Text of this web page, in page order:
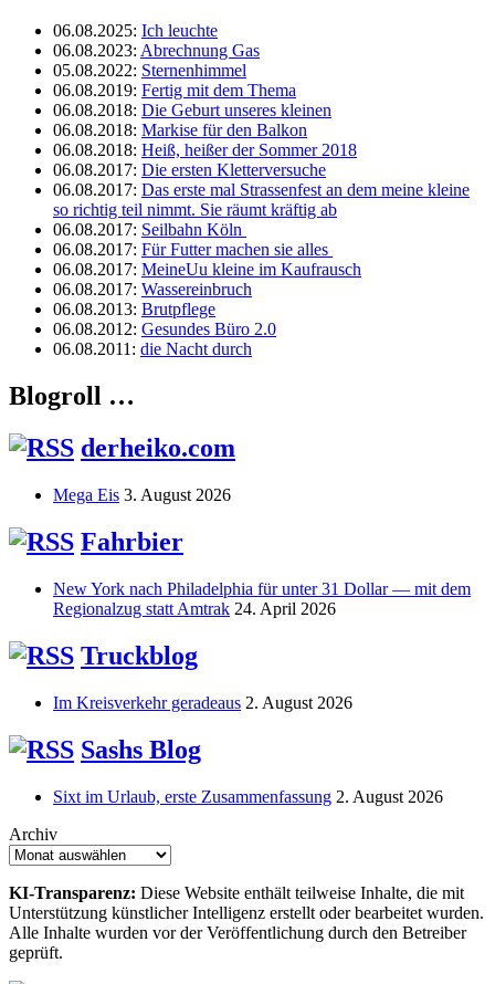
06.08.2025: Ich leuchte
06.08.2023: Abrechnung Gas
05.08.2022: Sternenhimmel
06.08.2019: Fertig mit dem Thema
06.08.2018: Die Geburt unseres kleinen
06.08.2018: Markise für den Balkon
06.08.2018: Heiß, heißer der Sommer 2018
06.08.2017: Die ersten Kletterversuche
06.08.2017: Das erste mal Strassenfest an dem meine kleine
so richtig teil nimmt. Sie räumt kräftig ab
06.08.2017: Seilbahn Köln
06.08.2017: Für Futter machen sie alles
06.08.2017: MeineUu kleine im Kaufrausch
06.08.2017: Wassereinbruch
06.08.2013: Brutpflege
06.08.2012: Gesundes Büro 2.0
06.08.2011: die Nacht durch
Blogroll …
derheiko.com
Mega Eis 3. August 2026
Fahrbier
New York nach Philadelphia für unter 31 Dollar — mit dem
Regionalzug statt Amtrak 24. April 2026
Truckblog
Im Kreisverkehr geradeaus 2. August 2026
Sashs Blog
Sixt im Urlaub, erste Zusammenfassung 2. August 2026
Archiv
KI-Transparenz: Diese Website enthält teilweise Inhalte, die mit
Unterstützung künstlicher Intelligenz erstellt oder bearbeitet wurden.
Alle Inhalte wurden vor der Veröffentlichung durch den Betreiber
geprüft.